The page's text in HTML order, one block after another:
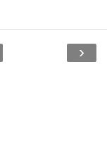
›